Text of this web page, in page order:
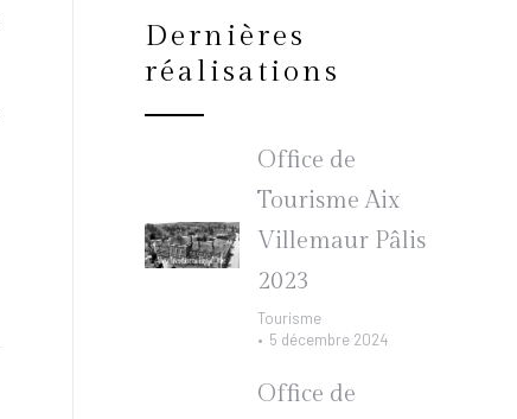
Dernières
réalisations
Office de
Tourisme Aix
Villemaur Pâlis
2023
Tourisme
5 décembre 2024
Office de